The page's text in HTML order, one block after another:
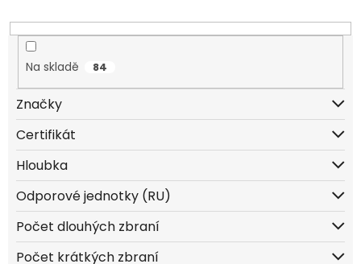
u
ů
Na skladě 84
Značky
Certifikát
Hloubka
Odporové jednotky (RU)
Počet dlouhých zbraní
Počet krátkých zbraní